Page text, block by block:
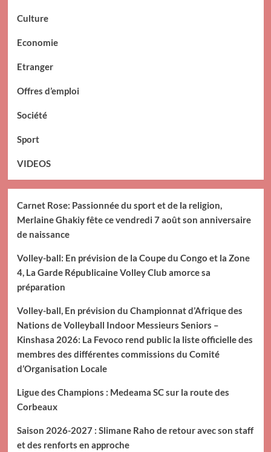
Culture
Economie
Etranger
Offres d’emploi
Société
Sport
VIDEOS
Carnet Rose: Passionnée du sport et de la religion,
Merlaine Ghakiy fête ce vendredi 7 août son anniversaire
de naissance
Volley-ball: En prévision de la Coupe du Congo et la Zone
4, La Garde Républicaine Volley Club amorce sa
préparation
Volley-ball, En prévision du Championnat d’Afrique des
Nations de Volleyball Indoor Messieurs Seniors –
Kinshasa 2026: La Fevoco rend public la liste officielle des
membres des différentes commissions du Comité
d’Organisation Locale
Ligue des Champions : Medeama SC sur la route des
Corbeaux
Saison 2026-2027 : Slimane Raho de retour avec son staff
et des renforts en approche